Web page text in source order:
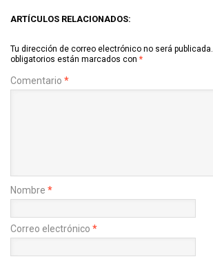
ARTÍCULOS RELACIONADOS:
Tu dirección de correo electrónico no será publicada.
obligatorios están marcados con *
Comentario *
Nombre *
Correo electrónico *